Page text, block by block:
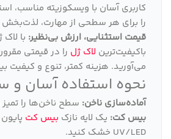
کاربری آسان با ویسکوزیته مناسب،
را برای هر سطحی از مهارت،
قیمت استثنایی، ارزش بی‌نظیر: با
باکیفیت‌ترین لاک ژل را در قیمتی
می‌آورید. هزینه کمتر، تنوع و کیفیت
نحوه استفاده آسان و
آماده‌سازی ناخن: سطح ناخن‌ها را
بیس کت: یک لایه نازک بیس کت
UV/LED خشک کنید.